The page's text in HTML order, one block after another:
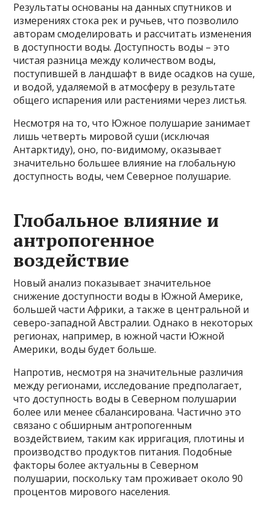
Результаты основаны на данных спутников и
измерениях стока рек и ручьев, что позволило
авторам смоделировать и рассчитать изменения
в доступности воды. Доступность воды – это
чистая разница между количеством воды,
поступившей в ландшафт в виде осадков на суше,
и водой, удаляемой в атмосферу в результате
общего испарения или растениями через листья.
Несмотря на то, что Южное полушарие занимает
лишь четверть мировой суши (исключая
Антарктиду), оно, по-видимому, оказывает
значительно большее влияние на глобальную
доступность воды, чем Северное полушарие.
Глобальное влияние и
антропогенное
воздействие
Новый анализ показывает значительное
снижение доступности воды в Южной Америке,
большей части Африки, а также в центральной и
северо-западной Австралии. Однако в некоторых
регионах, например, в южной части Южной
Америки, воды будет больше.
Напротив, несмотря на значительные различия
между регионами, исследование предполагает,
что доступность воды в Северном полушарии
более или менее сбалансирована. Частично это
связано с обширным антропогенным
воздействием, таким как ирригация, плотины и
производство продуктов питания. Подобные
факторы более актуальны в Северном
полушарии, поскольку там проживает около 90
процентов мирового населения.